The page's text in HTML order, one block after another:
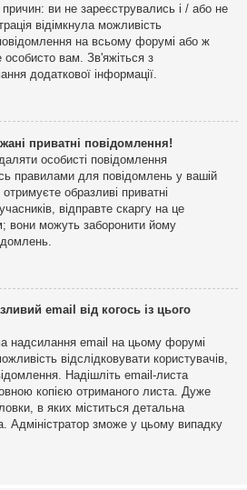
ви не зареєструвались і / або не
відімкнула можливість
на всьому форумі або ж
особисто вам. Зв'яжіться з
додаткової інформації.
приватні повідомлення!
особисті повідомлення
правилами для повідомлень у вашій
образливі приватні
відправте скаргу на це
вони можуть заборонити йому
email від когось із цього
надсилання email на цьому форумі
відслідковувати користувачів,
Надішліть email-листа
копією отриманого листа. Дуже
в яких міститься детальна
Адміністратор зможе у цьому випадку